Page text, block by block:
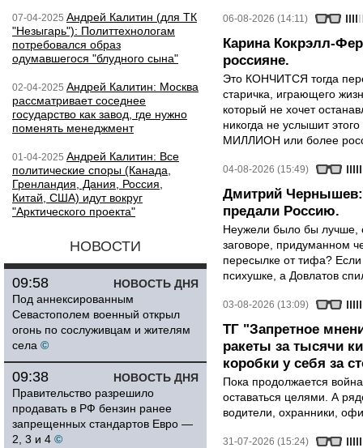
07-04-2025 Андрей Калитин (для ТК
"Незыгарь"): Политтехнологам
потребовался образ
одумавшегося "блудного сына"
02-04-2025 Андрей Калитин: Москва
рассматривает соседнее
государство как завод, где нужно
поменять менеджмент
01-04-2025 Андрей Калитин: Все
политические споры (Канада,
Гренландия, Дания, Россия,
Китай, США) идут вокруг
"Арктического проекта"
НОВОСТИ
НОВОСТЬ ДНЯ
09:58
Под аннексированным
Севастополем военный открыл
огонь по сослуживцам и жителям
села ©
НОВОСТЬ ДНЯ
09:38
Правительство разрешило
продавать в РФ бензин ранее
запрещенных стандартов Евро —
2, 3 и 4 ©
06-08-2026 (14:11)
Карина Кокрэлл-
россияне.
Это КОНЧИТСЯ тогда
старичка, играющего
который не хочет
никогда не услышит
МИЛЛИОН или более
04-08-2026 (15:49)
Дмитрий Чернышев:
предали Россию.
Неужели было бы лучше,
заговоре, придуманном
пересылке от тифа?
психушке, а Довлатов
03-08-2026 (13:09)
ТГ "Запретное
ракеты за тысячи
коробки у себя за
Пока продолжается
оставаться целями. А
водители, охранники,
31-07-2026 (15:24)